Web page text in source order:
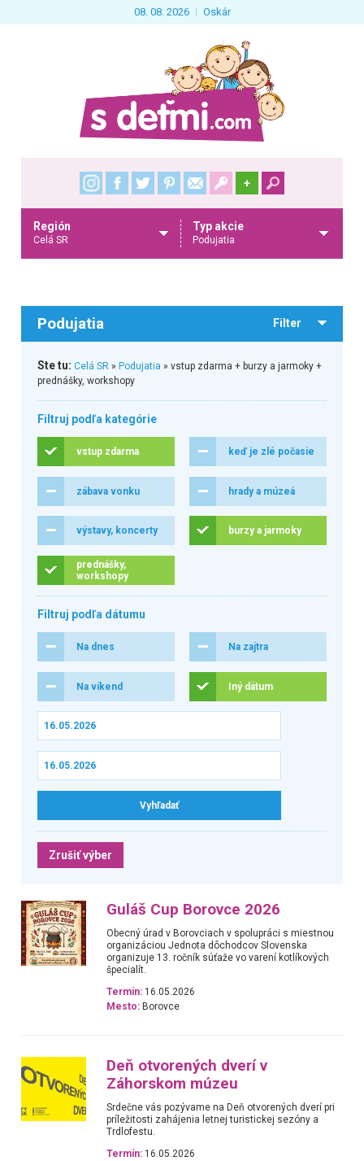
08. 08. 2026 Oskár
+
Región
Celá SR
Typ akcie
Podujatia
Podujatia Filter
Ste tu: Celá SR» Podujatia » vstup zdarma + burzy a jarmoky +
prednášky, workshopy
Filtruj podľa kategórie
vstup zdarma keď je zlé počasie
zábava vonku hrady a múzeá
výstavy, koncerty burzy a jarmoky
prednášky,
workshopy
Filtruj podľa dátumu
Na dnes Na zajtra
Na víkend Iný dátum
Zrušiť výber
Guláš Cup Borovce 2026
Obecný úrad v Borovciach v spolupráci s miestnou
organizáciou Jednota dôchodcov Slovenska
organizuje 13. ročník súťaže vo varení kotlíkových
špecialít.
Termín: 16.05.2026
Mesto: Borovce
Deň otvorených dverí v
Záhorskom múzeu
Srdečne vás pozývame na Deň otvorených dverí pri
príležitosti zahájenia letnej turistickej sezóny a
Trdlofestu.
Termín: 16.05.2026